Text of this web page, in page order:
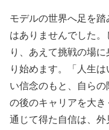
モデルの世界へ足を
はありませんでした
り、あえて挑戦の場
り始めます。「人生
い信念のもと、自ら
の後のキャリアを大
通じて得た自信は、